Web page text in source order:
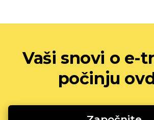
Vaši snovi o e-
počinju